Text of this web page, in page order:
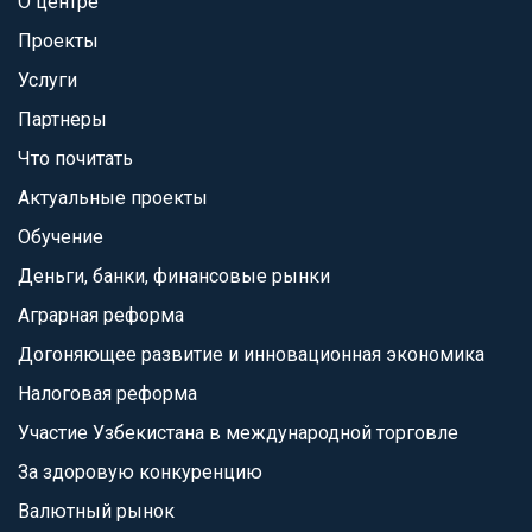
Проекты
Услуги
Партнеры
Что почитать
Актуальные проекты
Обучение
Деньги, банки, финансовые рынки
Аграрная реформа
Догоняющее развитие и инновационная экономика
Налоговая реформа
Участие Узбекистана в международной торговле
За здоровую конкуренцию
Валютный рынок